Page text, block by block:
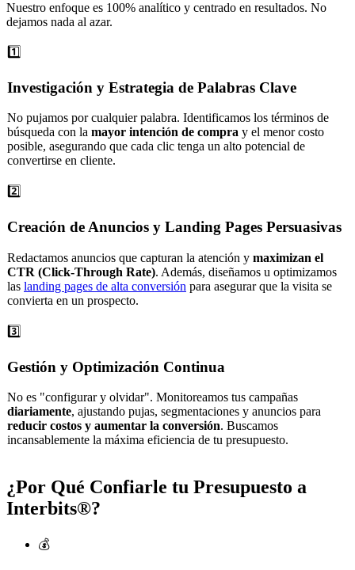
Nuestro enfoque es 100% analítico y centrado en resultados. No
dejamos nada al azar.
1️⃣
Investigación y Estrategia de Palabras Clave
No pujamos por cualquier palabra. Identificamos los términos de
búsqueda con la mayor intención de compra y el menor costo
posible, asegurando que cada clic tenga un alto potencial de
convertirse en cliente.
2️⃣
Creación de Anuncios y Landing Pages Persuasivas
Redactamos anuncios que capturan la atención y maximizan el
CTR (Click-Through Rate). Además, diseñamos u optimizamos
las landing pages de alta conversión para asegurar que la visita se
convierta en un prospecto.
3️⃣
Gestión y Optimización Continua
No es "configurar y olvidar". Monitoreamos tus campañas
diariamente, ajustando pujas, segmentaciones y anuncios para
reducir costos y aumentar la conversión. Buscamos
incansablemente la máxima eficiencia de tu presupuesto.
¿Por Qué Confiarle tu Presupuesto a
Interbits®?
💰